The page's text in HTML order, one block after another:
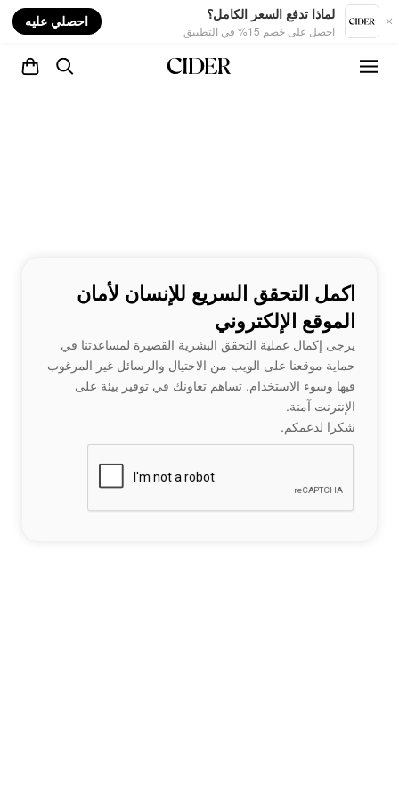
لماذا تدفع السعر الكامل؟
احصل على خصم 15% في التطبيق
احصلي عليه
اكمل التحقق السريع للإنسان لأمان
الموقع الإلكتروني
يرجى إكمال عملية التحقق البشرية القصيرة لمساعدتنا في
حماية موقعنا على الويب من الاحتيال والرسائل غير المرغوب
فيها وسوء الاستخدام. تساهم تعاونك في توفير بيئة على
الإنترنت آمنة.
شكرا لدعمكم.